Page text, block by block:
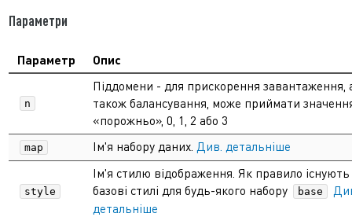
Параметри
Параметр Опис
n
Піддомени - для прискорення завантаження,
також балансування, може приймати
«порожньо», 0, 1, 2 або 3
map Ім'я набору даних. Див. детальніше
style
Ім'я стилю відображення. Як правило існують
базові стилі для будь-якого набору
base
детальніше